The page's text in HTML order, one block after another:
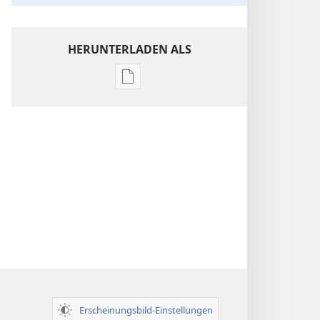
HERUNTERLADEN ALS
Downloadoptionen
Erscheinungsbild-Einstellungen